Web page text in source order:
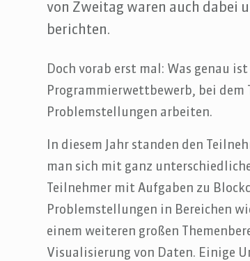
von Zweitag waren auch dabei
berichten.
Doch vorab erst mal: Was genau
Programmierwettbewerb, bei dem
Problemstellungen arbeiten.
In diesem Jahr standen den
man sich mit ganz
Teilnehmer mit Aufgaben zu
Problemstellungen in Bereichen
einem weiteren großen
Visualisierung von Daten. Einige